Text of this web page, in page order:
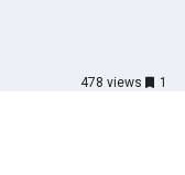
478 views 1